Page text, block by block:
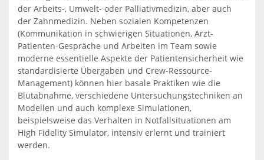
der Arbeits-, Umwelt- oder Palliativmedizin, aber auch
der Zahnmedizin. Neben sozialen Kompetenzen
(Kommunikation in schwierigen Situationen, Arzt-
Patienten-Gespräche und Arbeiten im Team sowie
moderne essentielle Aspekte der Patientensicherheit wie
standardisierte Übergaben und Crew-Ressource-
Management) können hier basale Praktiken wie die
Blutabnahme, verschiedene Untersuchungstechniken an
Modellen und auch komplexe Simulationen,
beispielsweise das Verhalten in Notfallsituationen am
High Fidelity Simulator, intensiv erlernt und trainiert
werden.